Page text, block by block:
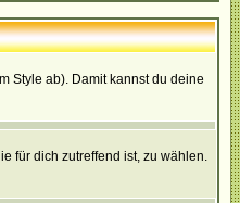
Style ab). Damit kannst du deine
für dich zutreffend ist, zu wählen.